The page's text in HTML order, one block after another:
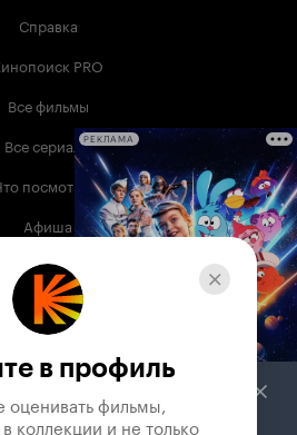
Справка
PRO
Все фильмы
Все сериалы
посмотреть
Афиша
Музыка
Телепрограмма
поддержки
РЕКЛАМА
в профиль
оценивать фильмы,
коллекции и не только